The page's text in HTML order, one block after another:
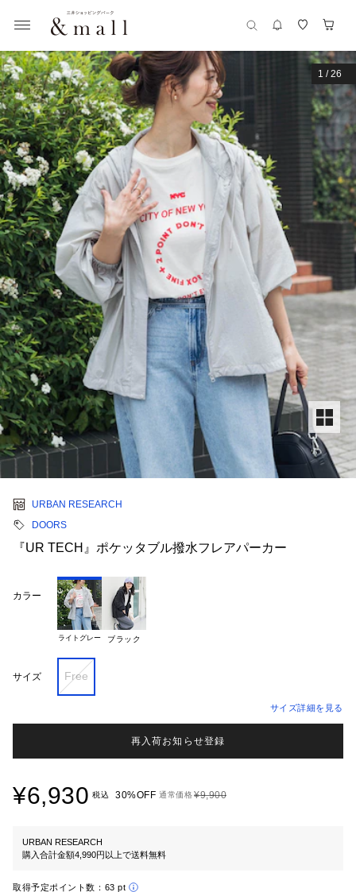
1 /26
URBAN RESEARCH
DOORS
『UR TECH』ポケッタブル撥水フレアパーカー
カラー
ライトグレー ブラック
サイズ Free
サイズ詳細を見る
再入荷お知らせ登録
¥6,930 税込 30%OFF 通常価格¥9,900
URBAN RESEARCH
購入合計金額4,990円以上で送料無料
取得予定ポイント数： 63 pt